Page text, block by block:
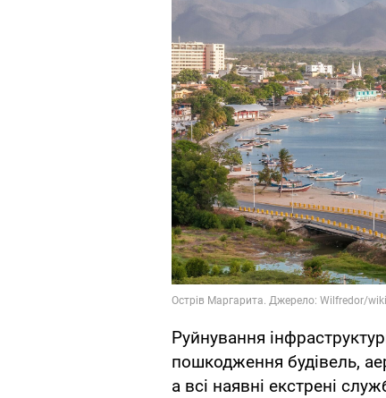
Руйнування
пошкодження будівель,
а всі наявні екстрені